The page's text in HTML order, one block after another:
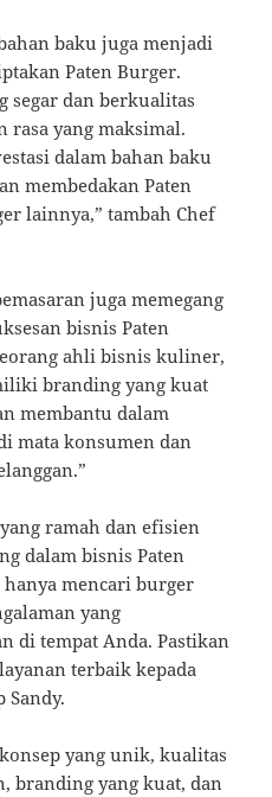
baku juga menjadi
Paten Burger.
segar dan berkualitas
rasa yang maksimal.
dalam bahan baku
membedakan Paten
lainnya,” tambah Chef
juga memegang
bisnis Paten
ahli bisnis kuliner,
branding yang kuat
membantu dalam
mata konsumen dan
ramah dan efisien
dalam bisnis Paten
mencari burger
yang
di tempat Anda. Pastikan
terbaik kepada
Sandy.
yang unik, kualitas
branding yang kuat, dan